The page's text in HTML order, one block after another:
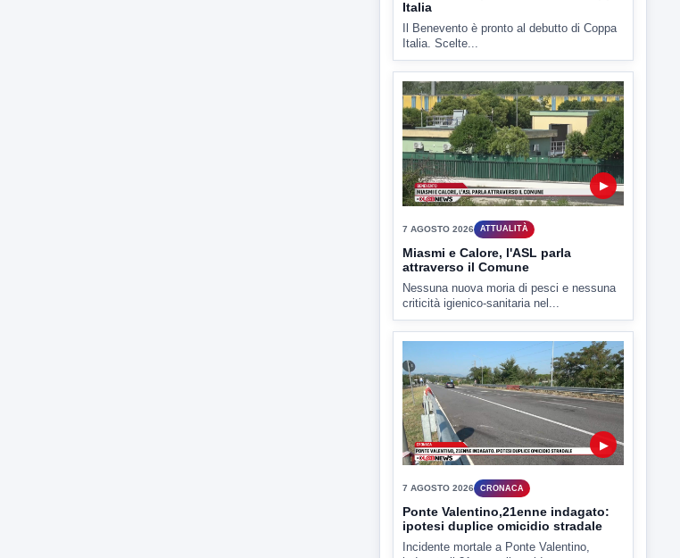
▶
7 AGOSTO 2026 SPORT BENEVENTO
Benevento Calcio: Le scelte di
Floro Flores per il debutto di Coppa
Italia
Il Benevento è pronto al debutto di Coppa
Italia. Scelte...
▶
7 AGOSTO 2026 ATTUALITÀ
Miasmi e Calore, l'ASL parla
attraverso il Comune
Nessuna nuova moria di pesci e nessuna
criticità igienico-sanitaria nel...